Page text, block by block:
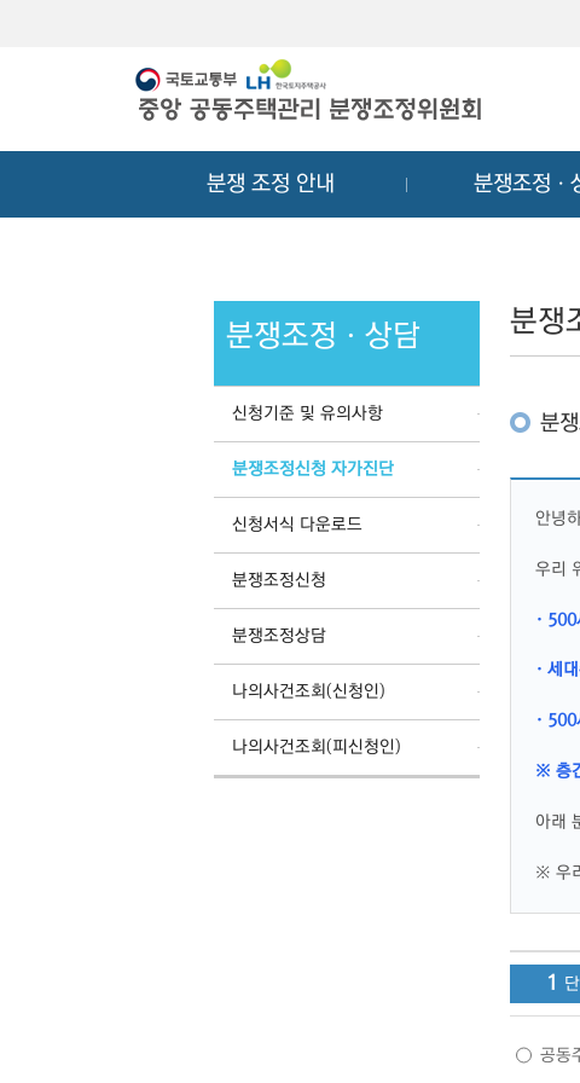
분쟁 조정 안내 분쟁조정ㆍ
분쟁조정ㆍ상담
신청기준 및 유의사항
분쟁조정신청 자가진단
신청서식 다운로드
분쟁조정신청
분쟁조정상담
나의사건조회(신청인)
나의사건조회(피신청인)
분쟁
분
안녕
우리
·
· 세
·
※ 층
아래
※ 우
1
공동